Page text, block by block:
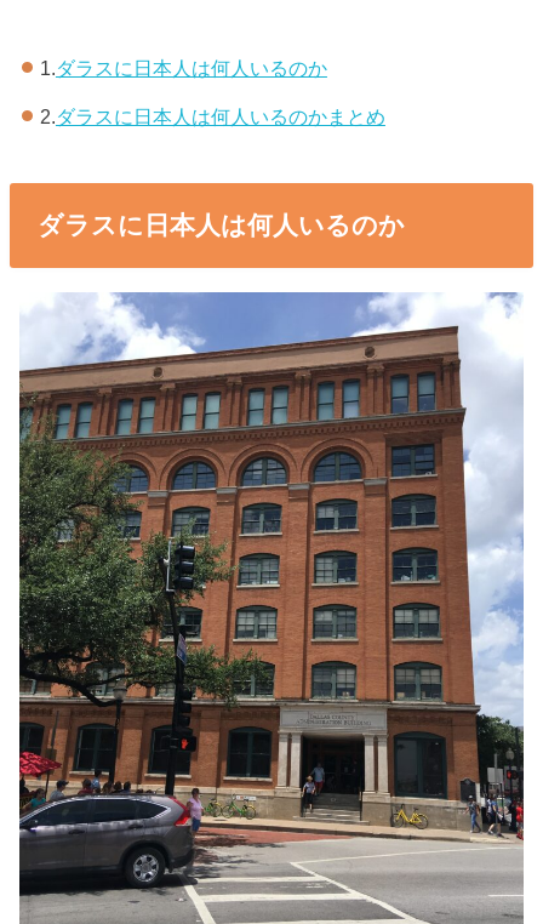
1.ダラスに日本人は何人いるのか
2.ダラスに日本人は何人いるのかまとめ
ダラスに日本人は何人いるのか